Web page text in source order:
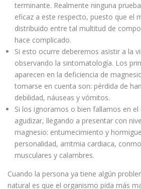
terminante. Realmente ninguna
eficaz a este respecto, puesto que el
distribuido entre tal multitud de
hace complicado.
Si esto ocurre deberemos asistir a la
observando la sintomatología. Los
aparecen en la deficiencia de
tomarse en cuenta son: pérdida de
debilidad, náuseas y vómitos.
Si los ignoramos o bien fallamos en
agudizar, llegando a presentar con
magnesio: entumecimiento y
personalidad, arritmia cardiaca,
musculares y calambres.
Cuando la persona ya tiene algún
natural es que el organismo pida más